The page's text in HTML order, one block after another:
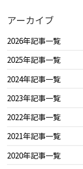
アーカイブ
2026年記事一覧
2025年記事一覧
2024年記事一覧
2023年記事一覧
2022年記事一覧
2021年記事一覧
2020年記事一覧